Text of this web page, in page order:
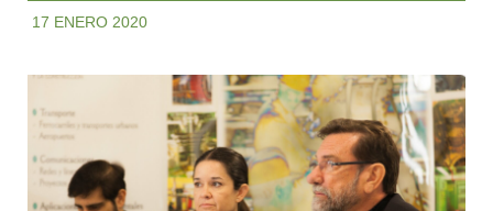
17 ENERO 2020